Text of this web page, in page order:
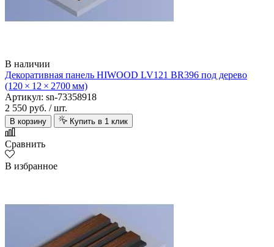
В наличии
Декоративная панель HIWOOD LV121 BR396 под дерево
(120 × 12 × 2700 мм)
Артикул: sn-73358918
2 550 руб. / шт.
В корзину Купить в 1 клик
Сравнить
В избранное